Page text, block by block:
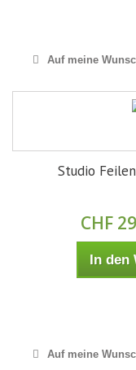
Auf meine
Studio
CHF
In den
Auf meine